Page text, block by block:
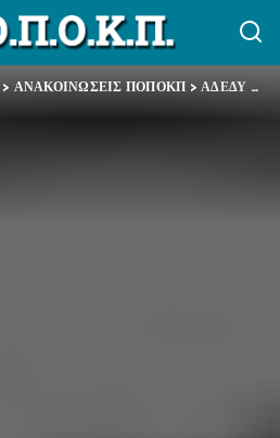
> ΑΝΑΚΟΙΝΩΣΕΙΣ ΠΟΠΟΚΠ >ΑΔΕΔΥ – Δελτίο Τύπου – Καλούμε τον Επιθεωρητή Δημόσιας Διοίκησης να αυτοπεριοριστεί στα καθήκοντά του